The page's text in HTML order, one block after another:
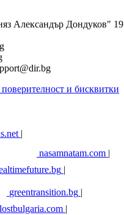
Александър Дондуков" 19
и бисквитки
|
nasamnatam.com |
|
greentransition.bg |
lostbulgaria.com |